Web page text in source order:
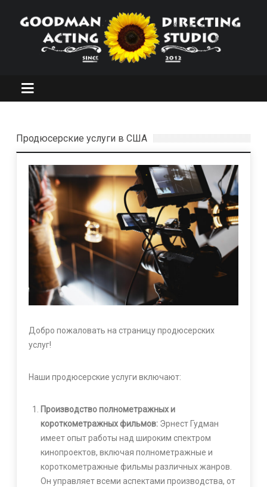
Продюсерские услуги в США
Добро пожаловать на страницу продюсерских
услуг!
Наши продюсерские услуги включают:
Производство полнометражных и
короткометражных фильмов:Эрнест Гудман
имеет опыт работы над широким спектром
кинопроектов, включая полнометражные и
короткометражные фильмы различных жанров.
Он управляет всеми аспектами производства, от